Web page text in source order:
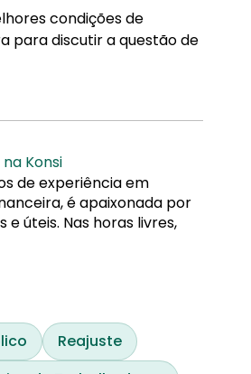
condições de
para discutir a questão de
Konsi
de experiência em
é apaixonada por
úteis. Nas horas livres,
Reajuste